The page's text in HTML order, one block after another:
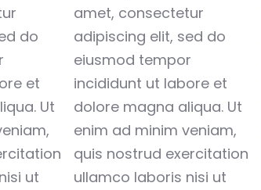
do
et
Ut
ut
amet, consectetur
adipiscing elit, sed do
eiusmod tempor
incididunt ut labore et
dolore magna aliqua. Ut
enim ad minim veniam,
quis nostrud exercitation
ullamco laboris nisi ut